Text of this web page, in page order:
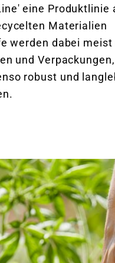
eine Produktlinie
Materialien
werden dabei meist
und Verpackungen,
robust und